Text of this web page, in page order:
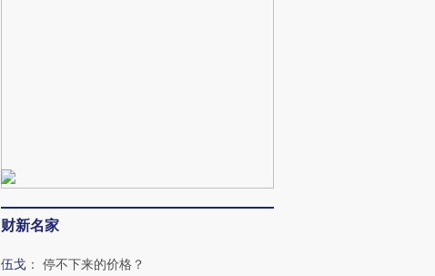
财新名家
伍戈 ： 停不下来的价格？